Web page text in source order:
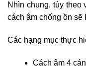
Nhìn chung, tùy theo
cách âm chống ồn sẽ
Các hạng mục thực
Cách âm 4